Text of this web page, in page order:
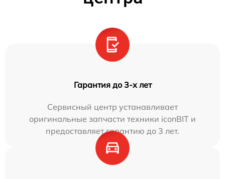
Гарантия до 3-х лет
Сервисный центр устанавливает
оригинальные запчасти техники iconBIT и
предоставляет гарантию до 3 лет.